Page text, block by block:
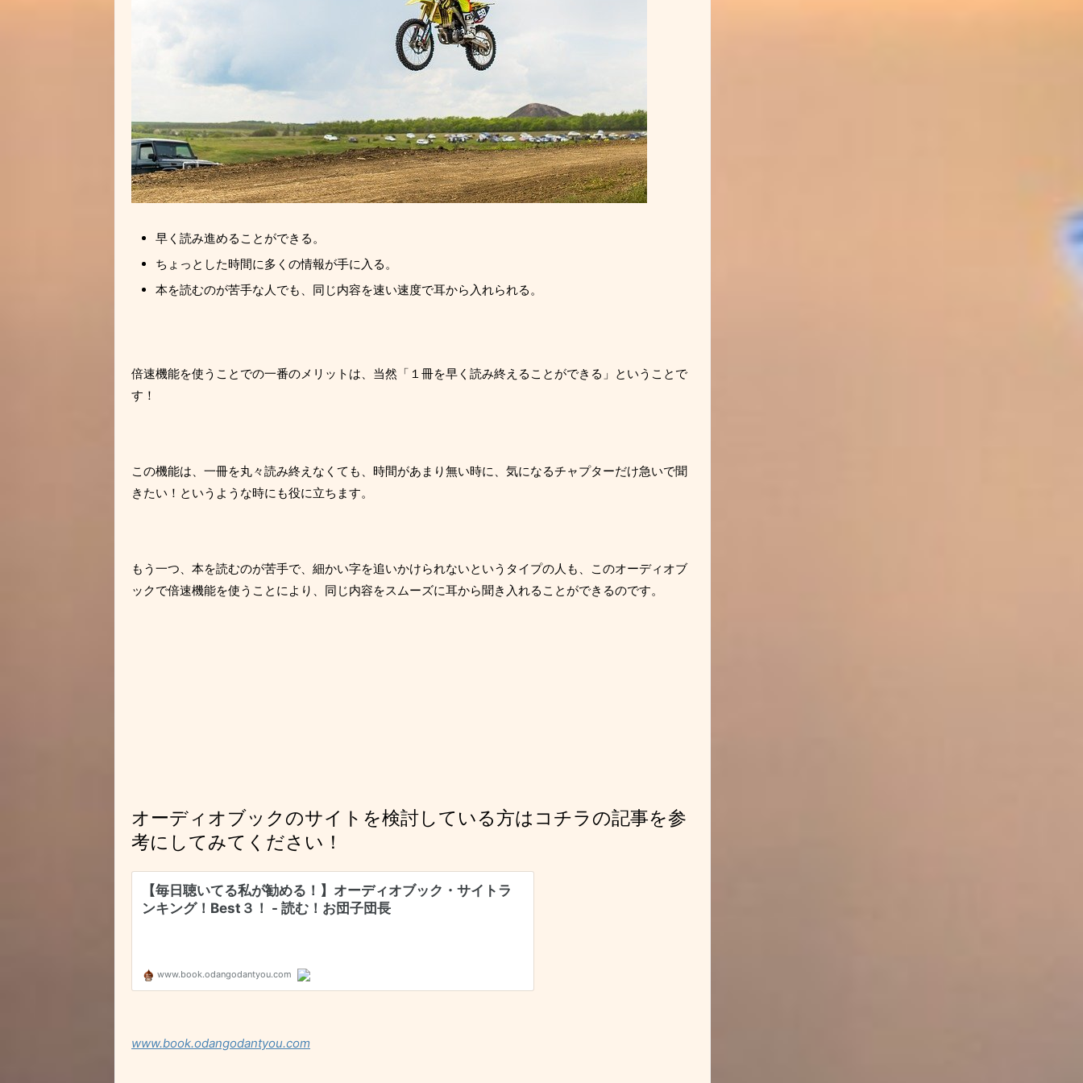
早く読み進めることができる。
ちょっとした時間に多くの情報が手に入る。
本を読むのが苦手な人でも、同じ内容を速い速度で耳から入れられる。
倍速機能を使うことでの一番のメリットは、当然「１冊を早く読み終えることができる」ということで
す！
この機能は、一冊を丸々読み終えなくても、時間があまり無い時に、気になるチャプターだけ急いで聞
きたい！というような時にも役に立ちます。
もう一つ、本を読むのが苦手で、細かい字を追いかけられないというタイプの人も、このオーディオブ
ックで倍速機能を使うことにより、同じ内容をスムーズに耳から聞き入れることができるのです。
オーディオブックのサイトを検討している方はコチラの記事を参
考にしてみてください！
www.book.odangodantyou.com